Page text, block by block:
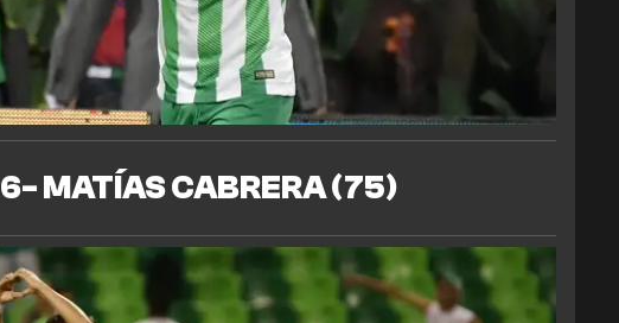
6- MATÍAS CABRERA (75)